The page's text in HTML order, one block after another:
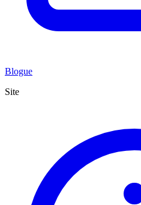
Blogue
Site